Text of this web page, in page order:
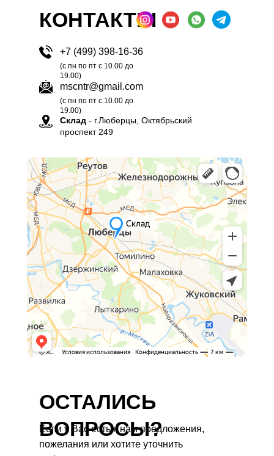
ОСТАЛИСЬ
ВОПРОСЫ?
Если у Вас есть к нам предложения,
пожелания или хотите уточнить
КОНТАКТЫ
+7 (499) 398-16-36
(с пн по пт с 10.00 до
19.00)
mscntr@gmail.com
(с пн по пт с 10.00 до
19.00)
Склад - г.Люберцы, Октябрьский
проспект 249